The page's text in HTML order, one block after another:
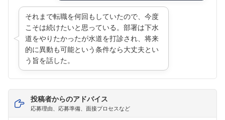
それまで転職を何回もしていたので、今度
こそは続けたいと思っている。部署は下水
道をやりたかったが水道を打診され、将来
的に異動も可能という条件なら大丈夫とい
う旨を話した。
投稿者からのアドバイス
応募理由、応募準備、面接プロセスなど